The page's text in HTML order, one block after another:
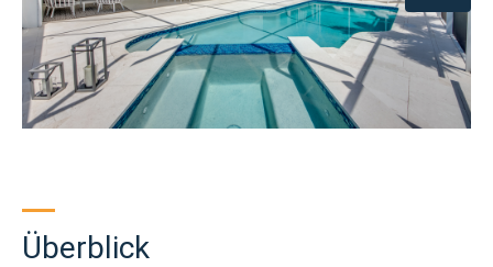
Überblick